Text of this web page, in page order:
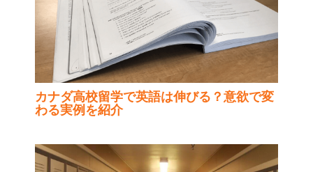
カナダ高校留学で英語は伸びる？意欲で変
わる実例を紹介